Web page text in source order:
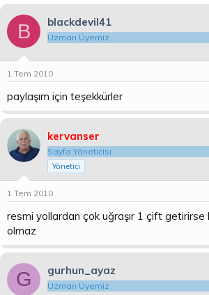
B blackdevil41
Uzman Üyemiz
1 Tem 2010
paylaşım için teşekkürler
kervanser
Sayfa Yöneticisi
Yönetici
1 Tem 2010
resmi yollardan çok uğraşır 1 çift
olmaz
G gurhun_ayaz
Uzman Üyemiz